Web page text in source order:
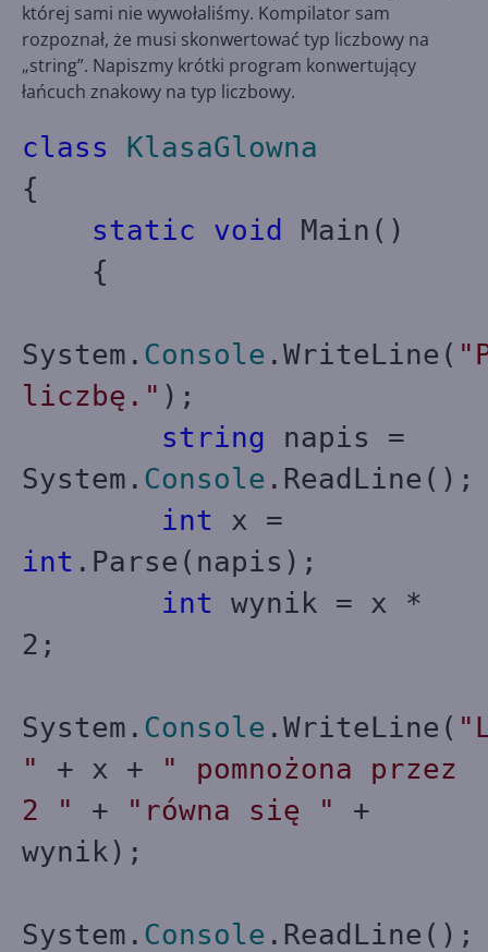
której sami nie wywołaliśmy. Kompilator sam
rozpoznał, że musi skonwertować typ liczbowy na
„string”. Napiszmy krótki program konwertujący
łańcuch znakowy na typ liczbowy.
class
KlasaGlowna
{
static
void
Main()
{
System. Console .WriteLine(
liczbę." );
string napis =
System. Console .ReadLine();
int x =
int .Parse(napis);
int wynik = x *
2;
System. Console .WriteLine(
"
+ x +
" pomnożona przez
2 "
+ "równa się "
+
wynik);
System. Console .ReadLine();